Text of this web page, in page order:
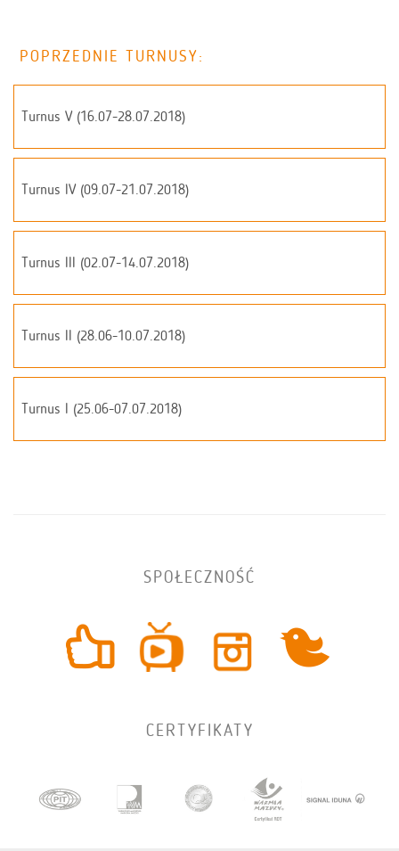
POPRZEDNIE TURNUSY:
Turnus V (16.07-28.07.2018)
Turnus IV (09.07-21.07.2018)
Turnus III (02.07-14.07.2018)
Turnus II (28.06-10.07.2018)
Turnus I (25.06-07.07.2018)
SPOŁECZNOŚĆ
CERTYFIKATY